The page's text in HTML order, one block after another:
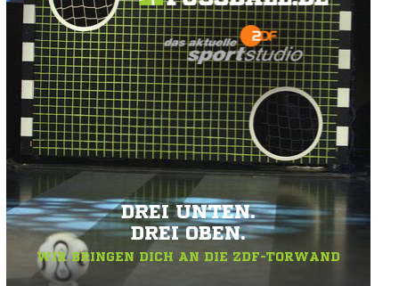
DREI UNTEN.
DREI OBEN.
WIR BRINGEN DICH AN DIE ZDF-TORWAND